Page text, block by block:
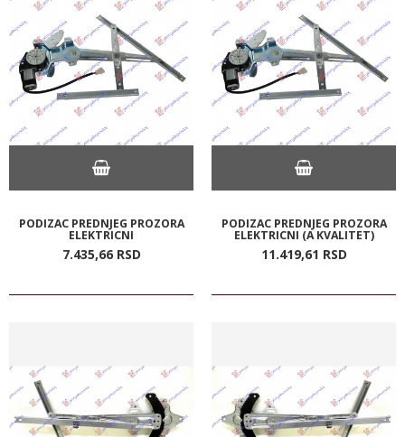
PODIZAC PREDNJEG PROZORA
ELEKTRICNI
7.435,66 RSD
PODIZAC PREDNJEG PROZORA
ELEKTRICNI (A KVALITET)
11.419,61 RSD